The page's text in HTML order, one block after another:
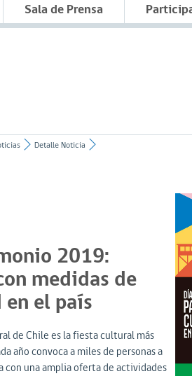
Sala de Prensa
Detalle Noticia
2019:
medidas de
el país
de Chile es la fiesta cultural más
año convoca a miles de personas a
una amplia oferta de actividades